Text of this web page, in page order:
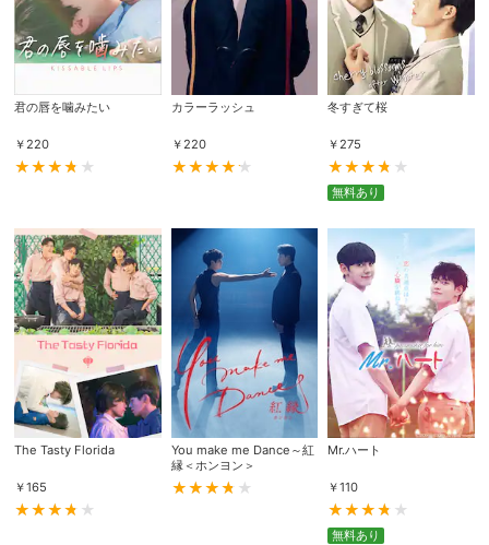
君の唇を噛みたい
￥220
カラーラッシュ
￥220
冬すぎて桜
￥275
無料あり
The Tasty Florida
￥165
You make me Dance～紅
縁＜ホンヨン＞
Mr.ハート
￥110
無料あり